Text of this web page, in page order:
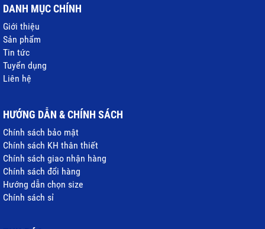
DANH MỤC CHÍNH
Giới thiệu
Sản phẩm
Tin tức
Tuyển dụng
Liên hệ
HƯỚNG DẪN & CHÍNH SÁCH
Chính sách bảo mật
Chính sách KH thân thiết
Chính sách giao nhận hàng
Chính sách đổi hàng
Hướng dẫn chọn size
Chính sách sỉ